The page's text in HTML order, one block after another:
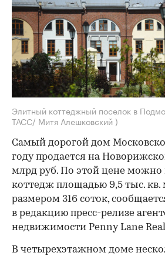
Элитный коттеджный поселок в
ТАСС/ Митя Алешковский )
Самый дорогой дом
году продается на
млрд руб. По этой цене можно
коттедж площадью 9,5 тыс. кв.
размером 316 соток,
в редакцию пресс-релизе
недвижимости Penny Lane
В четырехэтажном доме